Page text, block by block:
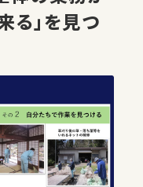
る」を見つ